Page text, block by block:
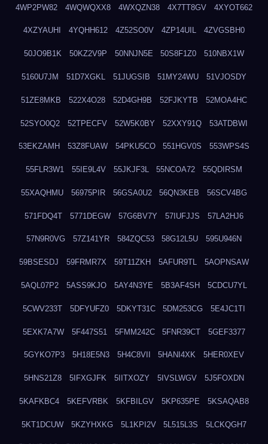
4WP2PW82 4WQWQXX8 4WXQZN38 4X7TT8GV 4XYOT662
4XZYAUHI 4YQHH612 4Z52SO0V 4ZP14UIL 4ZVGSBH0
50JO9B1K 50KZ2V9P 50NNJN5E 50S8F1Z0 510NBX1W
5160U7JM 51D7XGKL 51JUGSIB 51MY24WU 51VJOSDY
51ZE8MKB 522X4O28 52D4GH9B 52FJKYTB 52MOA4HC
52SYO0Q2 52TPECFV 52W5K0BY 52XXY91Q 53ATDBWI
53EKZAMH 53Z8FUAW 54PKU5CO 551HGV0S 553WPS4S
55FLR3W1 55IE9L4V 55JKJF3L 55NCOA72 55QDIRSM
55XAQHMU 56975PIR 56GSA0U2 56QN3KEB 56SCV4BG
571FDQ4T 5771DEGW 57G6BV7Y 57IUFJJS 57LA2HJ6
57N9R0VG 57Z141YR 584ZQC53 58G12L5U 595U946N
59BSESDJ 59FRMR7X 59T11ZKH 5AFUR9TL 5AOPNSAW
5AQL07P2 5ASS9KJO 5AY4N3YE 5B3AF4SH 5CDCU7YL
5CWV233T 5DFYUFZ0 5DKYT31C 5DM253CG 5E4JC1TI
5EXK7A7W 5F447S51 5FMM242C 5FNR39CT 5GEF3377
5GYKO7P3 5H18E5N3 5H4C8VII 5HANI4XK 5HER0XEV
5HNS21Z8 5IFXGJFK 5IITXOZY 5IVSLWGV 5J5FOXDN
5KAFKBC4 5KEFVRBK 5KFBILGV 5KP635PE 5KSAQAB8
5KT1DCUW 5KZYHXKG 5L1KPI2V 5L515L3S 5LCKQGH7